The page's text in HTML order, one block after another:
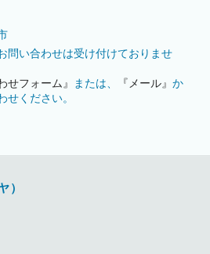
問い合わせは受け付けておりませ
せフォーム』 または、 『メール』か
せください。
）